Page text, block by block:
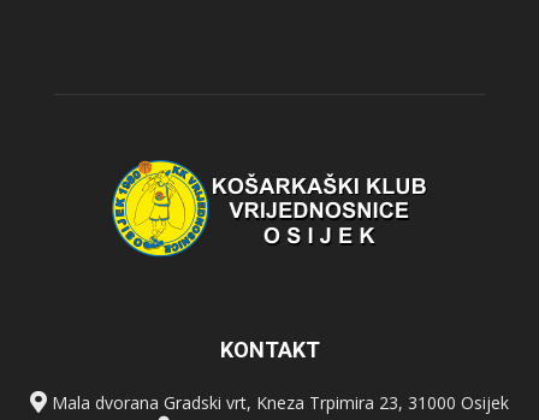
KONTAKT
Mala dvorana Gradski vrt, Kneza Trpimira 23, 31000 Osijek